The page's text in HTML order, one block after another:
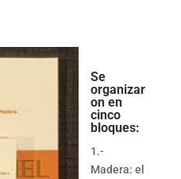
Se
organizar
on en
cinco
bloques:
1.-
Madera: el